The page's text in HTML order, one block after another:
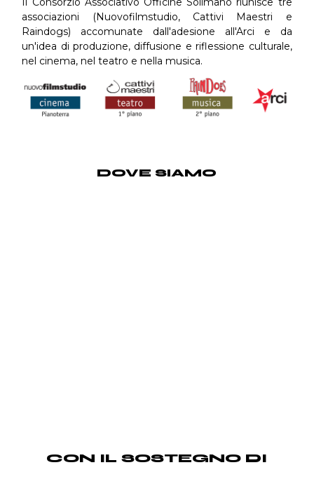
associazioni (Nuovofilmstudio, Cattivi Maestri e
Raindogs) accomunate dall'adesione all'Arci e da
un'idea di produzione, diffusione e riflessione culturale,
nel cinema, nel teatro e nella musica.
DOVE SIAMO
CON IL SOSTEGNO DI